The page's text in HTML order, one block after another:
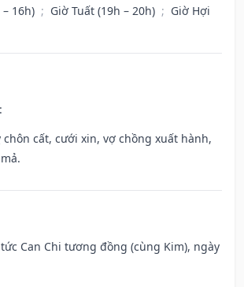
16h) ; Giờ Tuất (19h – 20h) ; Giờ Hợi
chôn cất, cưới xin, vợ chồng xuất hành,
Can Chi tương đồng (cùng Kim), ngày